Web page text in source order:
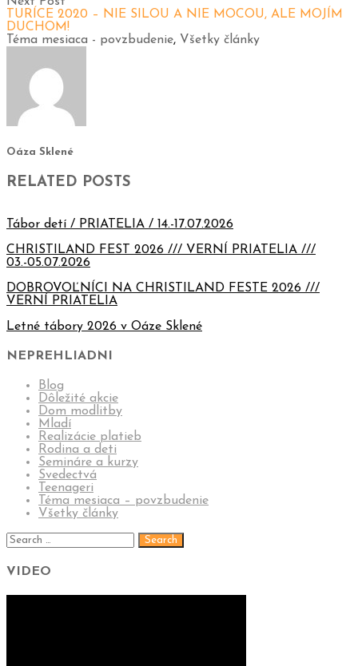
TURÍCE 2020 – NIE SILOU A NIE MOCOU, ALE MOJÍM
DUCHOM!
Téma mesiaca - povzbudenie, Všetky články
Oáza Sklené
RELATED POSTS
Tábor detí / PRIATELIA / 14.-17.07.2026
CHRISTILAND FEST 2026 /// VERNÍ PRIATELIA ///
03.-05.07.2026
DOBROVOĽNÍCI NA CHRISTILAND FESTE 2026 ///
VERNÍ PRIATELIA
Letné tábory 2026 v Oáze Sklené
NEPREHLIADNI
Blog
Dôležité akcie
Dom modlitby
Mladí
Realizácie platieb
Rodina a deti
Semináre a kurzy
Svedectvá
Teenageri
Téma mesiaca – povzbudenie
Všetky články
VIDEO